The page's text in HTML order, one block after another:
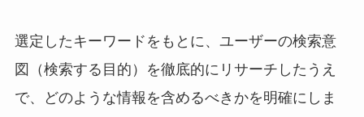
選定したキーワードをもとに、ユーザーの検索意
図（検索する目的）を徹底的にリサーチしたうえ
で、どのような情報を含めるべきかを明確にしま